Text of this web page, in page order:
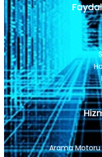
Arama